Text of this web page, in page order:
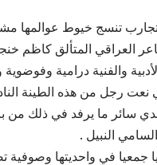
تنسج خيوط عوالمها
العراقي المتألق كاظم
والفنية درامية
رجل من هذه الطينة النادرة
سائر ما يرفد في ذلك من
النبيل .
جمعيا في واحديتها وصوفية